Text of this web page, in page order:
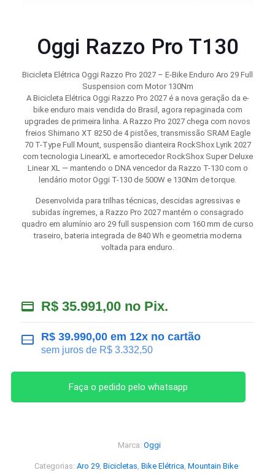
Oggi Razzo Pro T130
Bicicleta Elétrica Oggi Razzo Pro 2027 – E-Bike Enduro Aro 29 Full
Suspension com Motor 130Nm
A Bicicleta Elétrica Oggi Razzo Pro 2027 é a nova geração da e-
bike enduro mais vendida do Brasil, agora repaginada com
upgrades de primeira linha. A Razzo Pro 2027 chega com novos
freios Shimano XT 8250 de 4 pistões, transmissão SRAM Eagle
70 T-Type Full Mount, suspensão dianteira RockShox Lyrik 2027
com tecnologia LinearXL e amortecedor RockShox Super Deluxe
Linear XL — mantendo o DNA vencedor da Razzo T-130 com o
lendário motor Oggi T-130 de 500W e 130Nm de torque.
Desenvolvida para trilhas técnicas, descidas agressivas e
subidas íngremes, a Razzo Pro 2027 mantém o consagrado
quadro em alumínio aro 29 full suspension com 160 mm de curso
traseiro, bateria integrada de 840 Wh e geometria moderna
voltada para enduro.
R$ 35.991,00 no Pix.
R$ 39.990,00 em 12x no cartão
sem juros de R$ 3.332,50
Faça o pedido pelo whatsapp
Categorias: Aro 29, Bicicletas, Bike Elétrica, Mountain Bike
Marca: Oggi